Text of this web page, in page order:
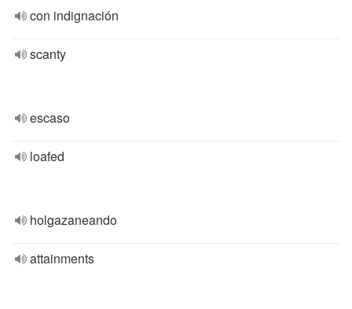
con indignación
scanty
escaso
loafed
holgazaneando
attainments